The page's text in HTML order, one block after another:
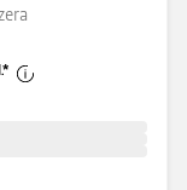
*